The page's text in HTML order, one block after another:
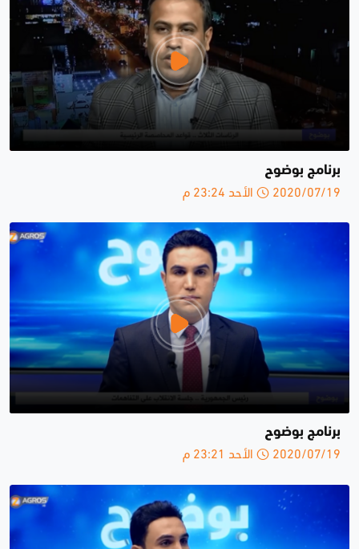
برنامج بوضوح
2020/07/19 الأحد 23:24 م
برنامج بوضوح
2020/07/19 الأحد 23:21 م